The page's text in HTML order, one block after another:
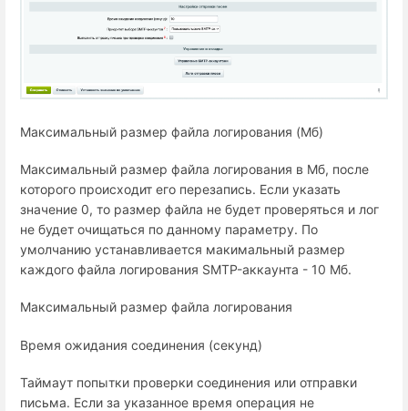
Максимальный размер файла логирования (Мб)
Максимальный размер файла логирования в Мб, после
которого происходит его перезапись. Если указать
значение 0, то размер файла не будет проверяться и лог
не будет очищаться по данному параметру. По
умолчанию устанавливается макимальный размер
каждого файла логирования SMTP-аккаунта - 10 Мб.
Максимальный размер файла логирования
Время ожидания соединения (секунд)
Таймаут попытки проверки соединения или отправки
письма. Если за указанное время операция не